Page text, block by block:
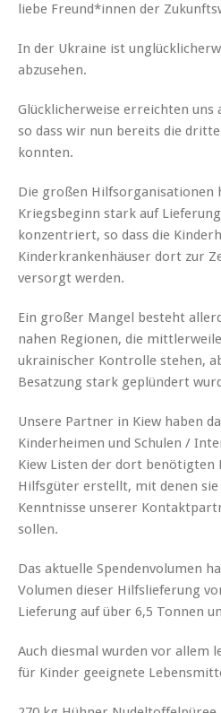
liebe Freund*innen der
In der Ukraine ist
abzusehen.
Glücklicherweise erreichten uns
so dass wir nun bereits die
konnten.
Die großen Hilfsorganisationen
Kriegsbeginn stark auf
konzentriert, so dass die
Kinderkrankenhäuser dort zur
versorgt werden.
Ein großer Mangel besteht
nahen Regionen, die
ukrainischer Kontrolle stehen,
Besatzung stark geplündert
Unsere Partner in Kiew haben
Kinderheimen und Schulen /
Kiew Listen der dort benötigten
Hilfsgüter erstellt, mit denen
Kenntnisse unserer
sollen.
Das aktuelle Spendenvolumen
Volumen dieser Hilfslieferung
Lieferung auf über 6,5 Tonnen
Auch diesmal wurden vor allem
für Kinder geeignete